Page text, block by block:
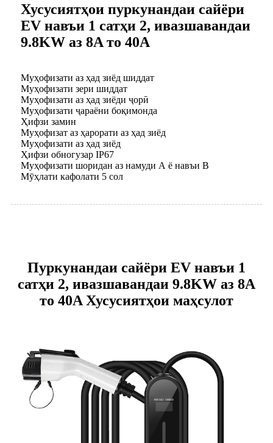
Хусусиятҳои пуркунандаи сайёри
EV навъи 1 сатҳи 2, ивазшавандаи
9.8KW аз 8A то 40A
Муҳофизати аз ҳад зиёд шиддат
Муҳофизати зери шиддат
Муҳофизати аз ҳад зиёди ҷорӣ
Муҳофизати ҷараёни боқимонда
Ҳифзи замин
Муҳофизат аз ҳарорати аз ҳад зиёд
Муҳофизати аз ҳад зиёд
Ҳифзи обногузар IP67
Муҳофизати шоридан аз намуди А ё навъи В
Мӯҳлати кафолати 5 сол
Пуркунандаи сайёри EV навъи 1
сатҳи 2, ивазшавандаи 9.8KW аз 8A
то 40A Хусусиятҳои маҳсулот